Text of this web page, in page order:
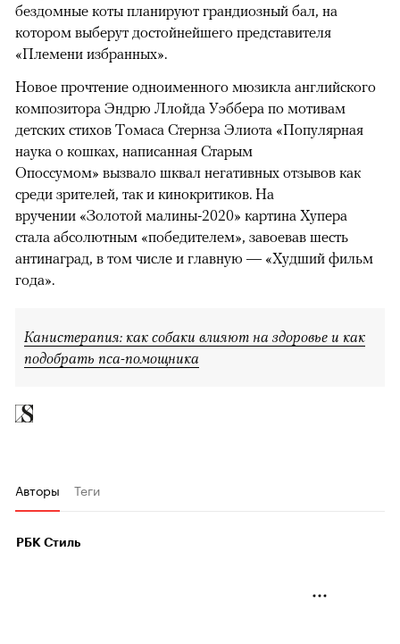
бездомные коты планируют грандиозный бал, на
котором выберут достойнейшего представителя
«Племени избранных».
Новое прочтение одноименного мюзикла английского
композитора Эндрю Ллойда Уэббера по мотивам
детских стихов Томаса Стернза Элиота «Популярная
наука о кошках, написанная Старым
Опоссумом» вызвало шквал негативных отзывов как
среди зрителей, так и кинокритиков. На
вручении «Золотой малины-2020» картина Хупера
стала абсолютным «победителем», завоевав шесть
антинаград, в том числе и главную — «Худший фильм
года».
Канистерапия: как собаки влияют на здоровье и как
подобрать пса-помощника
Авторы Теги
РБК Стиль